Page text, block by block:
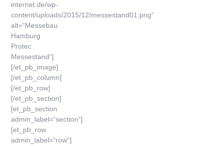
internet.de/wp-
content/uploads/2015/12/messestand01.png“
alt=“Messebau
Hamburg
Protec
Messestand“]
[/et_pb_image]
[/et_pb_column]
[/et_pb_row]
[/et_pb_section]
[et_pb_section
admin_label=“section“]
[et_pb_row
admin_label=“row“]